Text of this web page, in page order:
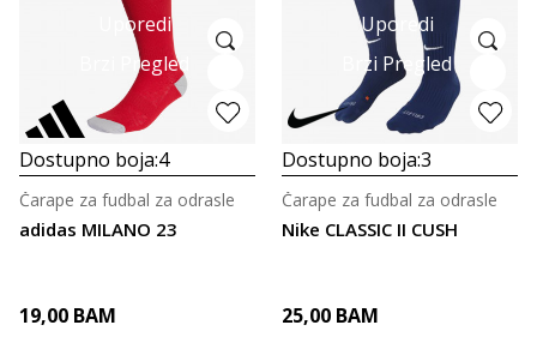
Uporedi
Brzi Pregled
Dostupno boja:4
adidas MILANO 23
Čarape za fudbal za odrasle
19,00 BAM
Uporedi
Brzi Pregled
Dostupno boja:3
Nike CLASSIC II CUSH
Čarape za fudbal za odrasle
25,00 BAM